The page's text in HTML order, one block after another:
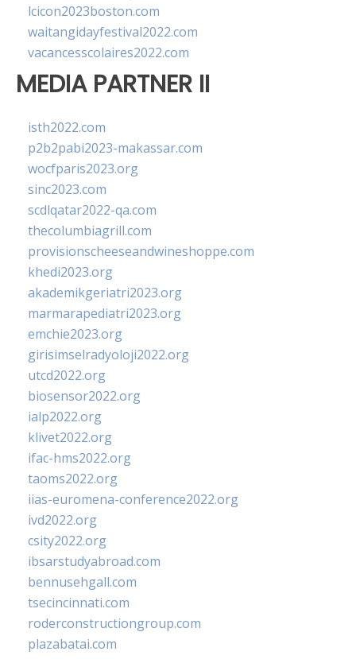
lcicon2023boston.com
waitangidayfestival2022.com
vacancesscolaires2022.com
MEDIA PARTNER II
isth2022.com
p2b2pabi2023-makassar.com
wocfparis2023.org
sinc2023.com
scdlqatar2022-qa.com
thecolumbiagrill.com
provisionscheeseandwineshoppe.com
khedi2023.org
akademikgeriatri2023.org
marmarapediatri2023.org
emchie2023.org
girisimselradyoloji2022.org
utcd2022.org
biosensor2022.org
ialp2022.org
klivet2022.org
ifac-hms2022.org
taoms2022.org
iias-euromena-conference2022.org
ivd2022.org
csity2022.org
ibsarstudyabroad.com
bennusehgall.com
tsecincinnati.com
roderconstructiongroup.com
plazabatai.com